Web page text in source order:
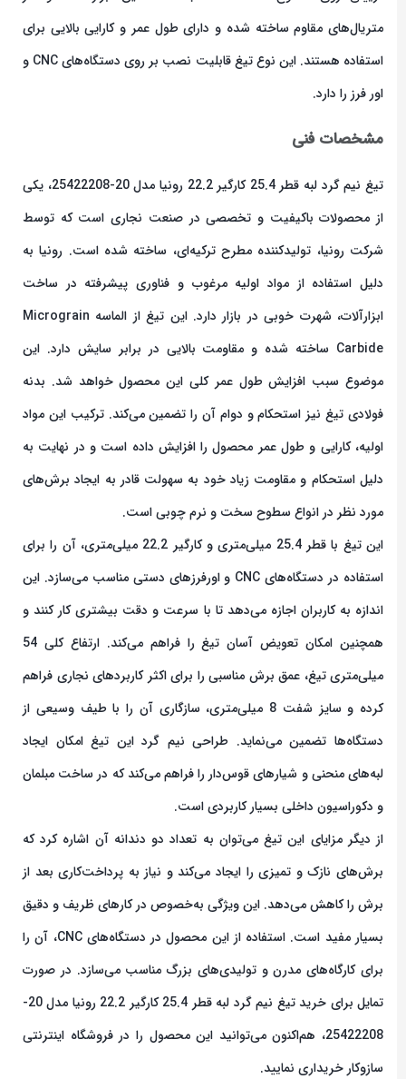
متریال‌های مقاوم ساخته شده و دارای طول عمر و کارایی بالایی برای
استفاده هستند. این نوع تیغ قابلیت نصب بر روی دستگاه‌های CNC و
اور فرز را دارد.
مشخصات فنی
تیغ نیم گرد لبه قطر 25.4 کارگیر 22.2 رونیا مدل 20-25422208، یکی
از محصولات باکیفیت و تخصصی در صنعت نجاری است که توسط
شرکت رونیا، تولیدکننده مطرح ترکیه‌ای، ساخته شده است. رونیا به
دلیل استفاده از مواد اولیه مرغوب و فناوری پیشرفته در ساخت
ابزارآلات، شهرت خوبی در بازار دارد. این تیغ از الماسه Micrograin
Carbide ساخته شده و مقاومت بالایی در برابر سایش دارد. این
موضوع سبب افزایش طول عمر کلی این محصول خواهد شد. بدنه
فولادی تیغ نیز استحکام و دوام آن را تضمین می‌کند. ترکیب این مواد
اولیه، کارایی و طول عمر محصول را افزایش داده است و در نهایت به
دلیل استحکام و مقاومت زیاد خود به سهولت قادر به ایجاد برش‌های
مورد نظر در انواع سطوح سخت و نرم چوبی است.
این تیغ با قطر 25.4 میلی‌متری و کارگیر 22.2 میلی‌متری، آن را برای
استفاده در دستگاه‌های CNC و اورفرز‌های دستی مناسب می‌سازد. این
اندازه به کاربران اجازه می‌دهد تا با سرعت و دقت بیشتری کار کنند و
همچنین امکان تعویض آسان تیغ را فراهم می‌کند. ارتفاع کلی 54
میلی‌متری تیغ، عمق برش مناسبی را برای اکثر کاربردهای نجاری فراهم
کرده و سایز شفت 8 میلی‌متری، سازگاری آن را با طیف وسیعی از
دستگاه‌ها تضمین می‌نماید. طراحی نیم گرد این تیغ امکان ایجاد
لبه‌های منحنی و شیارهای قوس‌دار را فراهم می‌کند که در ساخت مبلمان
و دکوراسیون داخلی بسیار کاربردی است.
از دیگر مزایای این تیغ می‌توان به تعداد دو دندانه آن اشاره کرد که
برش‌های نازک و تمیزی را ایجاد می‌کند و نیاز به پرداخت‌کاری بعد از
برش را کاهش می‌دهد. این ویژگی به‌خصوص در کارهای ظریف و دقیق
بسیار مفید است. استفاده از این محصول در دستگاه‌های CNC، آن را
برای کارگاه‌های مدرن و تولیدی‌های بزرگ مناسب می‌سازد. در صورت
تمایل برای خرید تیغ نیم گرد لبه قطر 25.4 کارگیر 22.2 رونیا مدل 20-
25422208، هم‌اکنون می‌توانید این محصول را در فروشگاه اینترنتی
سازوکار خریداری نمایید.